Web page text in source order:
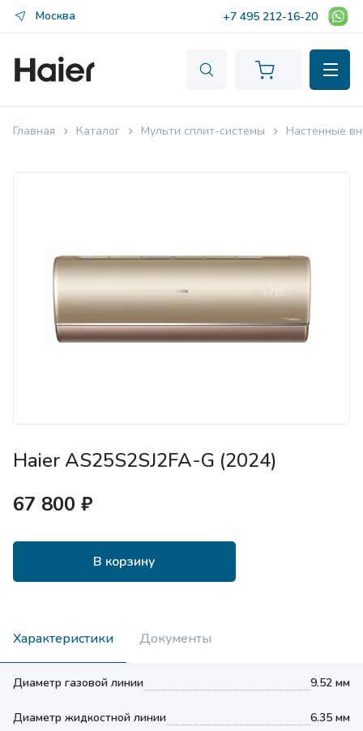
Москва +7 495 212-16-20
Главная Каталог Мульти сплит-системы Настенные
Haier AS25S2SJ2FA-G (2024)
67 800 ₽
В корзину
Характеристики Документы
Диаметр газовой линии 9.52 мм
Диаметр жидкостной линии 6.35 мм